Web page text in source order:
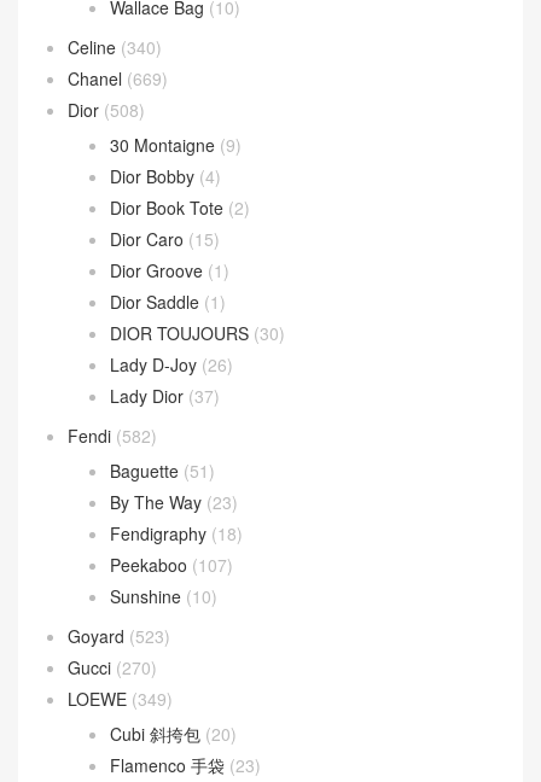
Wallace Bag (10)
Celine (340)
Chanel (669)
Dior (508)
30 Montaigne (9)
Dior Bobby (4)
Dior Book Tote (2)
Dior Caro (15)
Dior Groove (1)
Dior Saddle (1)
DIOR TOUJOURS (30)
Lady D-Joy (26)
Lady Dior (37)
Fendi (582)
Baguette (51)
By The Way (23)
Fendigraphy (18)
Peekaboo (107)
Sunshine (10)
Goyard (523)
Gucci (270)
LOEWE (349)
Cubi 斜挎包 (20)
Flamenco 手袋 (23)